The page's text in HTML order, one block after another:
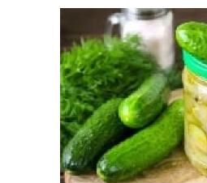
Заготовки из груш
Груша на зиму